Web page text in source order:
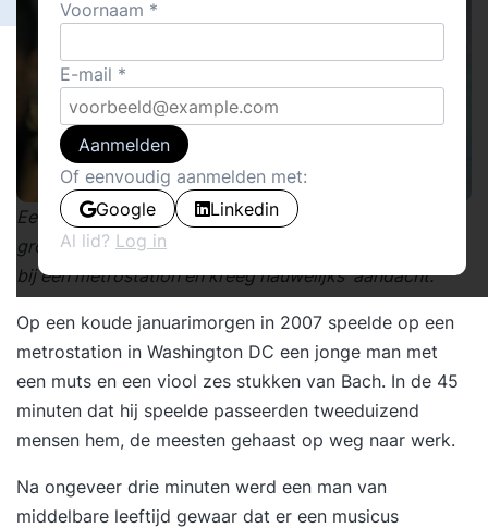
Een experiment met violist Joshua Bell, een van de
grootste musici van deze tijd. Hij speelde drie kwartier
bij een metrostation en kreeg nauwelijks aandacht.
Op een koude januarimorgen in 2007 speelde op een
metrostation in Washington DC een jonge man met
een muts en een viool zes stukken van Bach. In de 45
minuten dat hij speelde passeerden tweeduizend
mensen hem, de meesten gehaast op weg naar werk.
Na ongeveer drie minuten werd een man van
middelbare leeftijd gewaar dat er een musicus
Voornaam
E-mail
Aanmelden
Of eenvoudig aanmelden met:
Google
Linkedin
Al lid? Log in